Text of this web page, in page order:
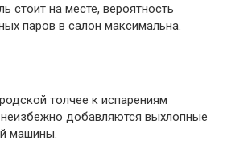
стоит на месте, вероятность
паров в салон максимальна.
толчее к испарениям
неизбежно добавляются выхлопные
машины.